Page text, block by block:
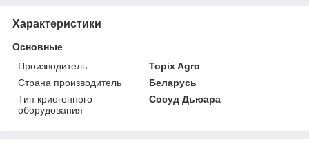
Характеристики
Основные
Производитель
Topix Agro
Страна производитель
Беларусь
Тип криогенного
оборудования
Сосуд Дьюара